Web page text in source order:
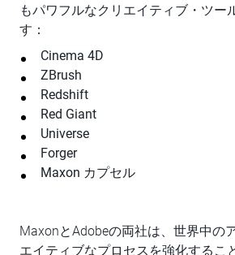
もパワフルなクリエイティブ・ツー
す：
Cinema 4D
ZBrush
Redshift
Red Giant
Universe
Forger
Maxon カプセル
MaxonとAdobeの両社は、世界中の
エイティブなプロセスを強化するこ